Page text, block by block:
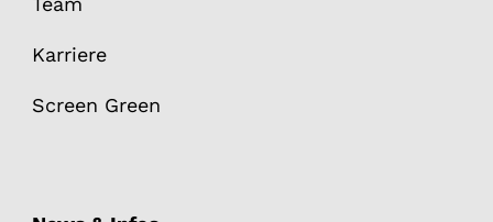
Karriere
Screen Green